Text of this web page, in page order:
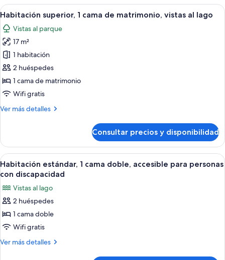
camas
individuales
Abrir
todas
las
fotos
de
Habitación
superior,
1
de
al
lago
Habitación de hotel con una cama
7
Habitación superior, 1 cama de matrimonio, vistas al lago
Vistas al parque
17 m²
1 habitación
2 huéspedes
1 cama de matrimonio
Wifi gratis
Ver más detalles
Más
superior,
cama
de
matrimonio,
vistas
al
Consultar precios y disponibilidad
Abrir
todas
fotos
de
Habitación
estándar,
1
Habitación de hotel con una cama
4
Habitación estándar, 1 cama doble, accesible para personas
con discapacidad
Vistas al lago
2 huéspedes
1 cama doble
Wifi gratis
Ver más detalles
Más